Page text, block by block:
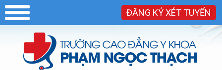
ĐĂNG KÝ XÉT TUYỂN